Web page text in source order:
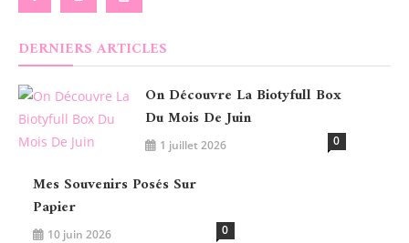
DERNIERS ARTICLES
On Découvre La Biotyfull Box
Du Mois De Juin
1 juillet 2026 0
Mes Souvenirs Posés Sur
Papier
10 juin 2026 0